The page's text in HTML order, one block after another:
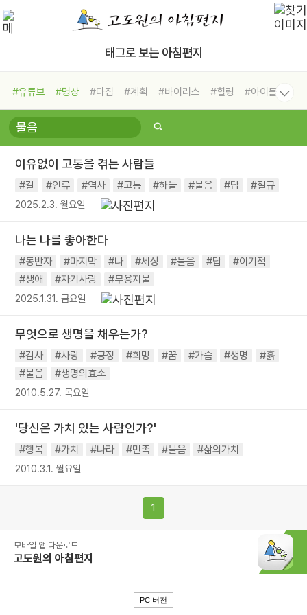
태그로 보는 아침편지
#유튜브 #명상 #다짐 #계획 #바이러스 #힐링
#아이들
#비전캠프
#독서캠프 #삶
#희망
#나눔 #친구 #링컨학교
#독서
#건강 #면역력
이유없이 고통을 겪는 사람들
#길 #인류 #역사 #고통 #하늘 #물음 #답 #절규
2025.2.3. 월요일
나는 나를 좋아한다
#동반자 #마지막 #나 #세상 #물음 #답
#이기적
#생애
#자기사랑 #무용지물
2025.1.31. 금요일
무엇으로 생명을 채우는가?
#감사 #사랑 #긍정 #희망 #꿈 #가슴 #생명
#흙
#물음
#생명의효소
2010.5.27. 목요일
'당신은 가치 있는 사람인가?'
#행복 #가치 #나라 #민족 #물음 #삶의가치
2010.3.1. 월요일
1
모바일 앱 다운로드
고도원의 아침편지
PC 버전